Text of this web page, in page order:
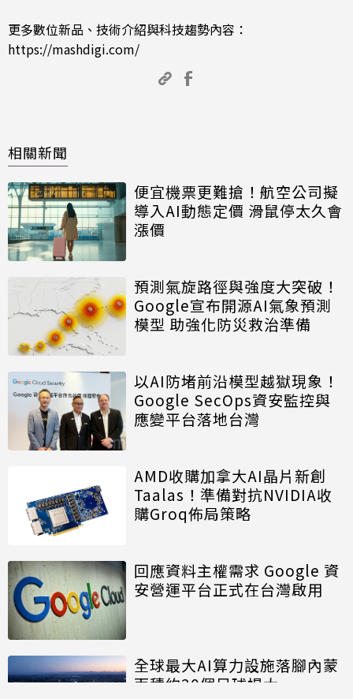
更多數位新品、技術介紹與科技趨勢內容：
https://mashdigi.com/
相關新聞
便宜機票更難搶！航空公司擬
導入AI動態定價 滑鼠停太久會
漲價
預測氣旋路徑與強度大突破！
Google宣布開源AI氣象預測
模型 助強化防災救治準備
以AI防堵前沿模型越獄現象！
Google SecOps資安監控與
應變平台落地台灣
AMD收購加拿大AI晶片新創
Taalas！準備對抗NVIDIA收
購Groq佈局策略
回應資料主權需求 Google 資
安營運平台正式在台灣啟用
全球最大AI算力設施落腳內蒙
面積約20個足球場大